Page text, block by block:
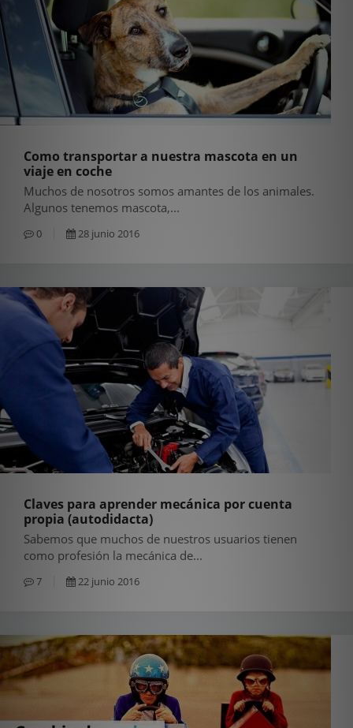
Como transportar a nuestra mascota en un
viaje en coche
Muchos de nosotros somos amantes de los animales.
Algunos tenemos mascota,...
0 28 junio 2016
Claves para aprender mecánica por cuenta
propia (autodidacta)
Sabemos que muchos de nuestros usuarios tienen
como profesión la mecánica de...
7 22 junio 2016